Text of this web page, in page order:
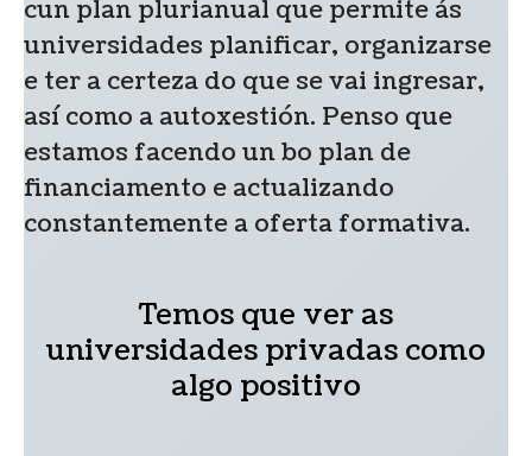
cun plan plurianual que permite ás
universidades planificar, organizarse
e ter a certeza do que se vai ingresar,
así como a autoxestión. Penso que
estamos facendo un bo plan de
financiamento e actualizando
constantemente a oferta formativa.
Temos que ver as
universidades privadas como
algo positivo